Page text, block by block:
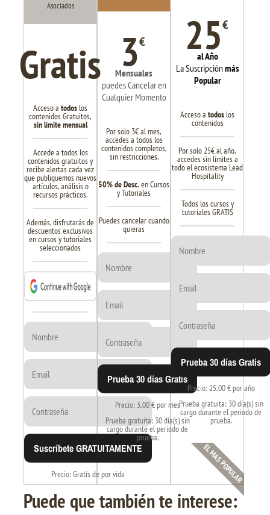
Asociados
Gratis
Acceso atodoslos
contenidos Gratuitos,
sin límite mensual
Accede a todos los
contenidos gratuitos y
recibe alertas cada vez
que publiquemos nuevos
artículos, análisis o
recursos prácticos.
Además, disfrutarás de
descuentos exclusivos
en cursos y tutoriales
seleccionados
Suscríbete GRATUITAMENTE
Precio: Gratis de por vida
3€
Mensuales
puedes Cancelar en
Cualquier Momento
Por solo 3€ al mes,
accedes a todos los
contenidos completos,
sin restricciones.
50% de Desc.en Cursos
y Tutoriales
Puedes cancelar cuando
quieras
Prueba 30 días Gratis
Precio: 3,00 € por mes
Prueba gratuita: 30 día(s) sin
cargo durante el periodo de
prueba.
25€
al Año
La Suscripciónmás
Popular
Acceso atodoslos
contenidos
Por solo 25€ al año,
accedes sin límites a
todo el ecosistema Lead
Hospitality
Todos los cursos y
tutoriales GRATIS
Prueba 30 días Gratis
Precio: 25,00 € por año
Prueba gratuita: 30 día(s) sin
cargo durante el periodo de
prueba.
EL MAS POPULAR
Puede que también te interese: